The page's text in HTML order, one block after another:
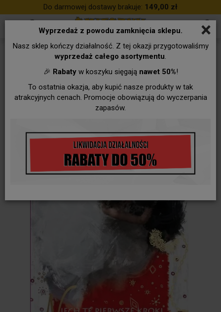
×
Wyprzedaż z powodu zamknięcia sklepu.
Nasz sklep kończy działalność. Z tej okazji przygotowaliśmy
wyprzedaż całego asortymentu.
🎉 Rabatyw koszyku sięgają nawet 50%!
To ostatnia okazja, aby kupić nasze produkty w tak
atrakcyjnych cenach. Promocje obowiązują do wyczerpania
zapasów.
Do darmowej dostawy brakuje: 149,00 zł